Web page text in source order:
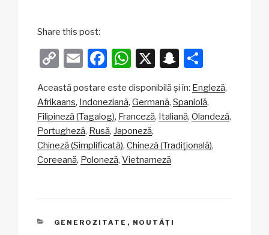
Share this post:
C
p
y
Li
n
E
ail
F
c
e
b
o
W
at
s
A
p
X
S
a
p
h
ta
je
ă
Această postare este disponibilă și în: Engleză
Afrikaans Indoneziană Germană Spaniolă
Filipineză (Tagalog) Franceză Italiană Olandeză
Portugheză Rusă Japoneză
Chineză (Simplificată) Chineză (Tradițională)
Coreeană Poloneză Vietnameză
CATEGORII
GENEROZITATE , NOUTĂȚI